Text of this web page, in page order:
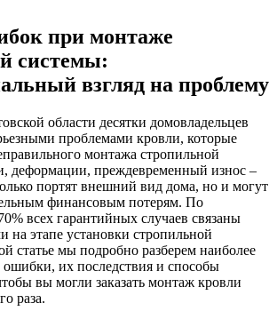
при монтаже
системы:
взгляд на проблему
области десятки домовладельцев
проблемами кровли, которые
монтажа стропильной
деформации, преждевременный износ –
портят внешний вид дома, но и могут
финансовым потерям. По
всех гарантийных случаев связаны
на этапе установки стропильной
статье мы подробно разберем наиболее
ошибки, их последствия и способы
вы могли заказать монтаж кровли
раза.